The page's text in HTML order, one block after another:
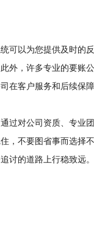
以为您提供及时的
外，许多专业的要账
在客户服务和后续保障
对公司资质、专业
，不要图省事而选择
讨的道路上行稳致远。